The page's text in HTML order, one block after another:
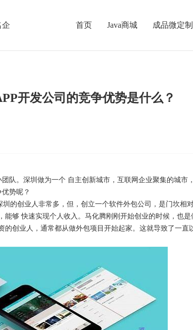
企 首页 Java商城 成品微定制
开发公司的竞争优势是什么？
队。深圳做为一个 自主创新城市，互联网企业聚集的城市，
势呢？
的创业人非常多，但，创立一个软件外包公司，是门坎相
能够 快速实现个人收入。马化腾刚刚开始创业的时候，也
的创业人，通常都从做外包项目开始起家。这就导致了一直